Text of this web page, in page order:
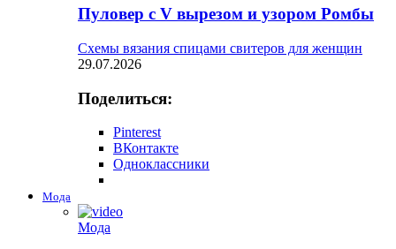
Пуловер с V вырезом и узором Ромбы
Схемы вязания спицами свитеров для женщин
29.07.2026
Поделиться:
Pinterest
ВКонтакте
Одноклассники
Мода
Мода